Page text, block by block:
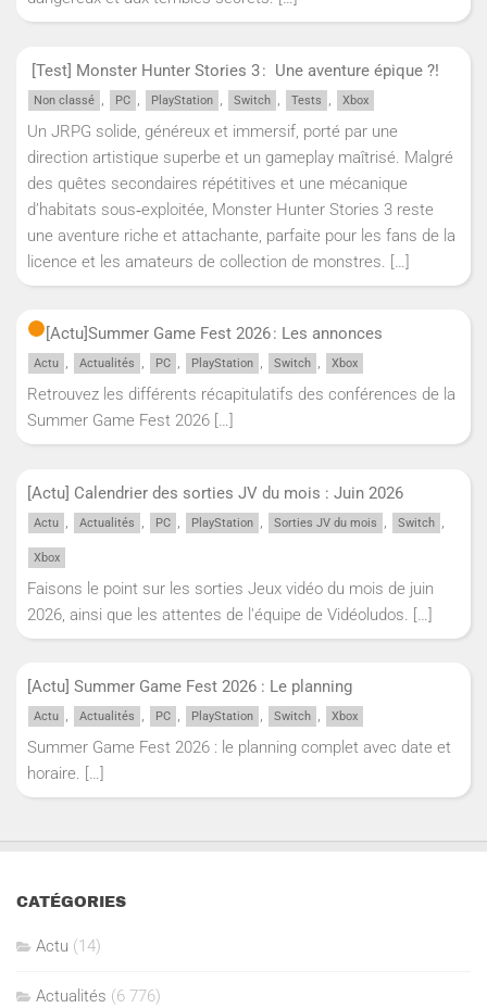
[Test] Monster Hunter Stories 3 : Une aventure épique ?!
Non classé , PC , PlayStation , Switch , Tests , Xbox
Un JRPG solide, généreux et immersif, porté par une
direction artistique superbe et un gameplay maîtrisé. Malgré
des quêtes secondaires répétitives et une mécanique
d’habitats sous‑exploitée, Monster Hunter Stories 3 reste
une aventure riche et attachante, parfaite pour les fans de la
licence et les amateurs de collection de monstres. […]
[Actu]Summer Game Fest 2026 : Les annonces
Actu , Actualités , PC , PlayStation , Switch , Xbox
Retrouvez les différents récapitulatifs des conférences de la
Summer Game Fest 2026 […]
[Actu] Calendrier des sorties JV du mois : Juin 2026
Actu , Actualités , PC , PlayStation , Sorties JV du mois , Switch ,
Xbox
Faisons le point sur les sorties Jeux vidéo du mois de juin
2026, ainsi que les attentes de l'équipe de Vidéoludos. […]
[Actu] Summer Game Fest 2026 : Le planning
Actu , Actualités , PC , PlayStation , Switch , Xbox
Summer Game Fest 2026 : le planning complet avec date et
horaire. […]
CATÉGORIES
Actu (14)
Actualités (6 776)